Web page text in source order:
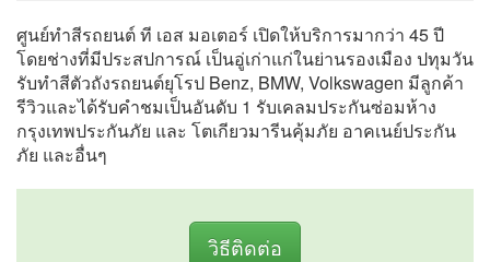
ศูนย์ทำสีรถยนต์ ที เอส มอเตอร์ เปิดให้บริการมากว่า 45 ปี
โดยช่างที่มีประสปการณ์ เป็นอู่เก่าแก่ในย่านรองเมือง ปทุมวัน
รับทำสีตัวถังรถยนต์ยุโรป Benz, BMW, Volkswagen มีลูกค้า
รีวิวและได้รับคำชมเป็นอันดับ 1 รับเคลมประกันซ่อมห้าง
กรุงเทพประกันภัย และ โตเกียวมารีนคุ้มภัย อาคเนย์ประกัน
ภัย และอื่นๆ
วิธีติดต่อ